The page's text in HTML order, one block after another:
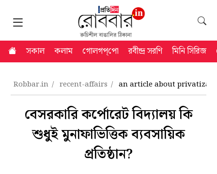
সকাল কলাম গোলগপ্‌পো রবীন্দ্র সরণি মিনি সিরিজ
Robbar.in recent-affairs an article about
বেসরকারি কর্পোরেট বিদ্যালয় কি
শুধুই মুনাফাভিত্তিক ব্যবসায়িক
প্রতিষ্ঠান?